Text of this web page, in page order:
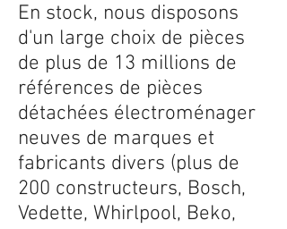
En stock, nous disposons
d'un large choix de pièces
de plus de 13 millions de
références de pièces
détachées électroménager
neuves de marques et
fabricants divers (plus de
200 constructeurs, Bosch,
Vedette, Whirlpool, Beko,